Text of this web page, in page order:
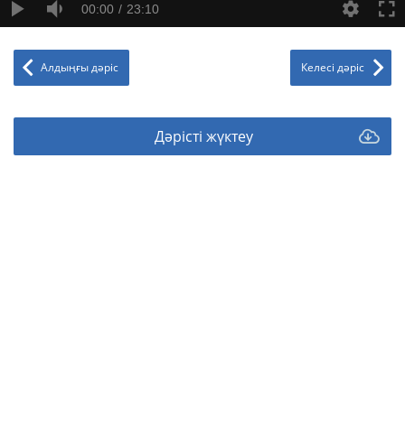
00:00 23:10
Алдыңғы дәріс Келесі дәріс
Дәрісті жүктеу